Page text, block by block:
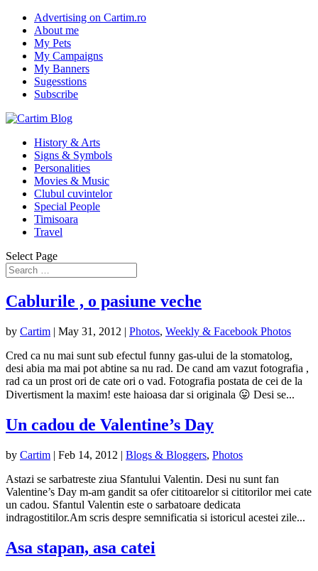
Advertising on Cartim.ro
About me
My Pets
My Campaigns
My Banners
Sugesstions
Subscribe
History & Arts
Signs & Symbols
Personalities
Movies & Music
Clubul cuvintelor
Special People
Timisoara
Travel
Select Page
Cablurile , o pasiune veche
by Cartim | May 31, 2012 | Photos, Weekly & Facebook Photos
Cred ca nu mai sunt sub efectul funny gas-ului de la stomatolog,
desi abia ma mai pot abtine sa nu rad. De cand am vazut fotografia ,
rad ca un prost ori de cate ori o vad. Fotografia postata de cei de la
Divertisment la maxim! este haioasa dar si originala 😛 Desi se...
Un cadou de Valentine’s Day
by Cartim | Feb 14, 2012 | Blogs & Bloggers, Photos
Astazi se sarbatreste ziua Sfantului Valentin. Desi nu sunt fan
Valentine’s Day m-am gandit sa ofer cititoarelor si cititorilor mei cate
un cadou. Sfantul Valentin este o sarbatoare dedicata
indragostitilor.Am scris despre semnificatia si istoricul acestei zile...
Asa stapan, asa catei